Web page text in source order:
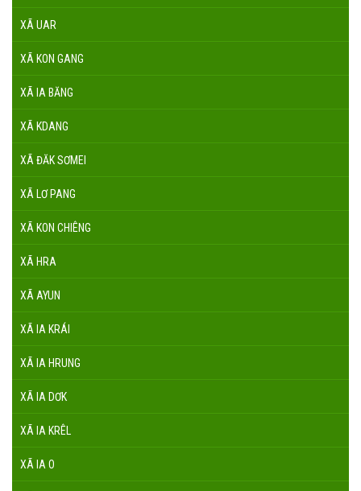
XÃ UAR
XÃ KON GANG
XÃ IA BĂNG
XÃ KDANG
XÃ ĐĂK SƠMEI
XÃ LƠ PANG
XÃ KON CHIÊNG
XÃ HRA
XÃ AYUN
XÃ IA KRÁI
XÃ IA HRUNG
XÃ IA DƠK
XÃ IA KRÊL
XÃ IA O